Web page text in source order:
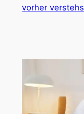
vorher